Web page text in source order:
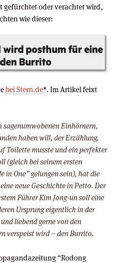
gefürchtet oder verachtet wird,
wie dieser:
bei Stern.de*. Im Artikel feixt
sagenumwobenen Einhörnern,
haben will, der Erzählung,
Toilette musste und ein perfekter
(gleich bei seinem ersten
in One” gelungen sein), hat die
neue Geschichte in Petto. Der
Führer Kim Jong-un soll eine
Ursprung eigentlich in der
liebend gerne von den
verspeist wird – den Burrito.
“Rodong